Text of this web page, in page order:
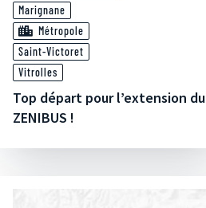
Marignane
Métropole
Saint-Victoret
Vitrolles
Top départ pour l’extension du
ZENIBUS !